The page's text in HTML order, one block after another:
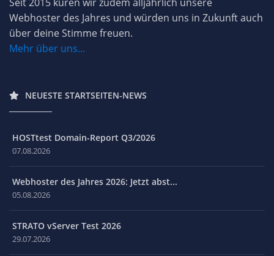
Webhoster des Jahres und würden uns in Zukunft auch
über deine Stimme freuen.
Mehr über uns...
NEUESTE STARTSEITEN-NEWS
HOSTtest Domain-Report Q3/2026
07.08.2026
Webhoster des Jahres 2026: Jetzt abst...
05.08.2026
STRATO vServer Test 2026
29.07.2026